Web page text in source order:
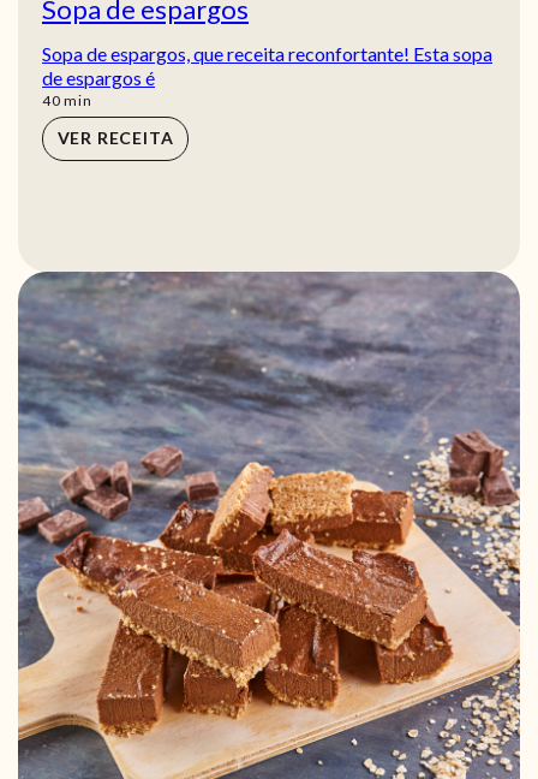
Sopa de espargos
Sopa de espargos, que receita reconfortante! Esta sopa
de espargos é
40min
min
VER RECEITA